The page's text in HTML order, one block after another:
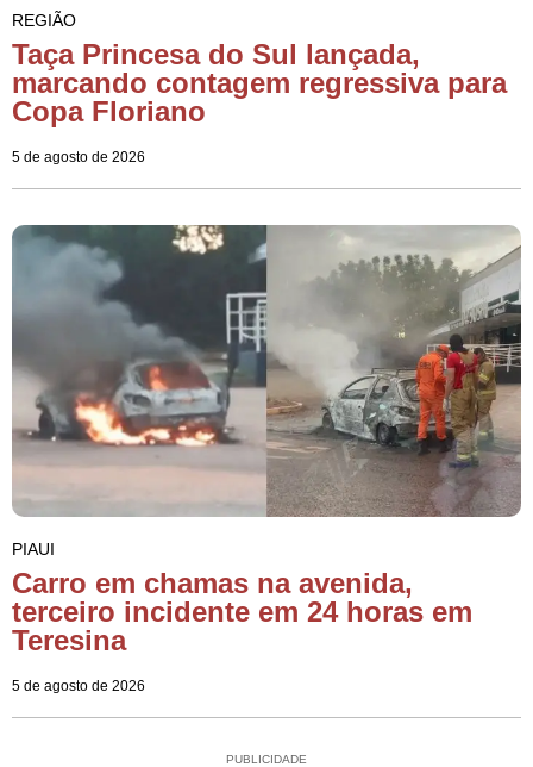
REGIÃO
Taça Princesa do Sul lançada,
marcando contagem regressiva para
Copa Floriano
5 de agosto de 2026
PIAUI
Carro em chamas na avenida,
terceiro incidente em 24 horas em
Teresina
5 de agosto de 2026
PUBLICIDADE